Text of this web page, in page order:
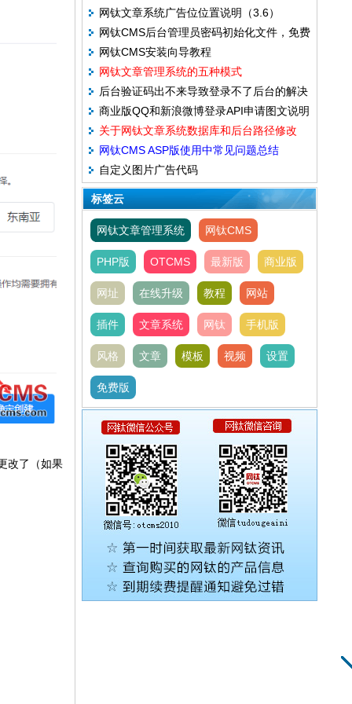
改了 （如果
网钛文章系统广告位位置说明（3.6）
网钛CMS后台管理员密码初始化文件，免费
版和商业版都通用
网钛CMS安装向导教程
网钛文章管理系统的五种模式
后台验证码出不来导致登录不了后台的解决
方法（5.17）
商业版QQ和新浪微博登录API申请图文说明
关于网钛文章系统数据库和后台路径修改
网钛CMS ASP版使用中常见问题总结
(14.06.22)
自定义图片广告代码
标签云
网钛文章管理系统 网钛CMS
PHP版 OTCMS 最新版 商业版
网址 在线升级 教程 网站
插件 文章系统 网钛 手机版
风格 文章 模板 视频 设置
免费版